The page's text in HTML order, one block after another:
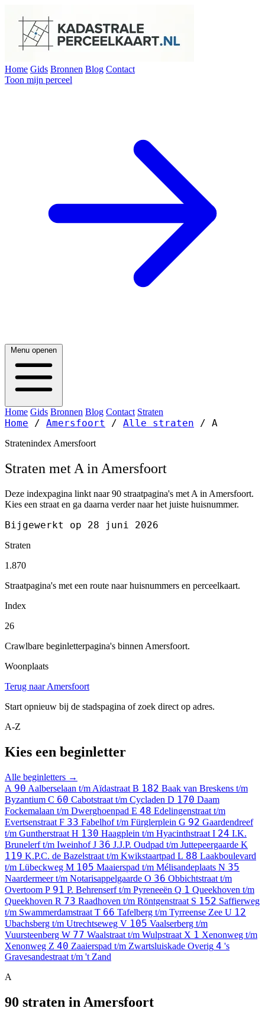
Home Gids Bronnen Blog Contact
Toon mijn perceel
Menu openen
Home Gids Bronnen Blog Contact Straten
Home / Amersfoort / Alle straten / A
Stratenindex Amersfoort
Straten met A in Amersfoort
Deze indexpagina linkt naar 90 straatpagina's met A in Amersfoort.
Kies een straat en ga daarna verder naar het juiste huisnummer.
Bijgewerkt op 28 juni 2026
Straten
1.870
Straatpagina's met een route naar huisnummers en perceelkaart.
Index
26
Crawlbare beginletterpagina's binnen Amersfoort.
Woonplaats
Terug naar Amersfoort
Start opnieuw bij de stadspagina of zoek direct op adres.
A-Z
Kies een beginletter
Alle beginletters →
A 90 Aalberselaan t/m Aïdastraat B 182 Baak van Breskens t/m
Byzantium C 60 Cabotstraat t/m Cycladen D 170 Daam
Fockemalaan t/m Dwerghoenpad E 48 Edelingenstraat t/m
Evertsenstraat F 33 Fabelhof t/m Fürglerplein G 92 Gaardendreef
t/m Guntherstraat H 130 Haagplein t/m Hyacinthstraat I 24 I.K.
Brunelerf t/m IweinhofJ 36 J.J.P. Oudpad t/m Juttepeergaarde K
119 K.P.C. de Bazelstraat t/m Kwikstaartpad L 88 Laakboulevard
t/m Lübeckweg M 105 Maaierspad t/m Mélisandeplaats N 35
Naardermeer t/m Notarisappelgaarde O 36 Obbichtstraat t/m
Overtoom P 91 P. Behrenserf t/m Pyreneeën Q 1 Queekhoven t/m
Queekhoven R 73 Raadhoven t/m Röntgenstraat S 152 Saffierweg
t/m Swammerdamstraat T 66 Tafelberg t/m Tyrreense Zee U 12
Ubachsberg t/m Utrechtseweg V 105 Vaalserberg t/m
Vuursteenberg W 77 Waalstraat t/m Wulpstraat X 1 Xenonweg t/m
Xenonweg Z 40 Zaaierspad t/m Zwartsluiskade Overig 4 's
Gravesandestraat t/m 't Zand
A
90 straten in Amersfoort